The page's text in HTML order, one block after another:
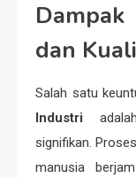
dan
Salah satu
Industri
signifikan.
manusia